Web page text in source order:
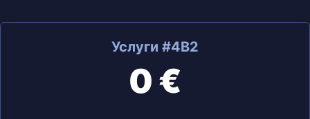
Услуги #4B2
0 €